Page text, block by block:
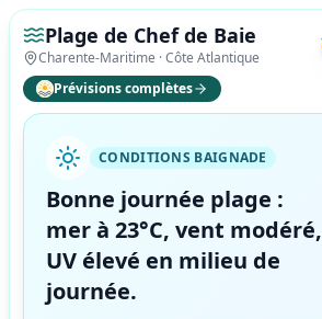
Plage de Chef de Baie
Charente-Maritime ·Côte Atlantique
Prévisions complètes
CONDITIONS BAIGNADE
Bonne journée plage :
mer à 23°C, vent modéré,
UV élevé en milieu de
journée.